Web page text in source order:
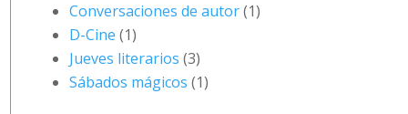
Conversaciones de autor(1)
D-Cine (1)
Jueves literarios (3)
Sábados mágicos (1)